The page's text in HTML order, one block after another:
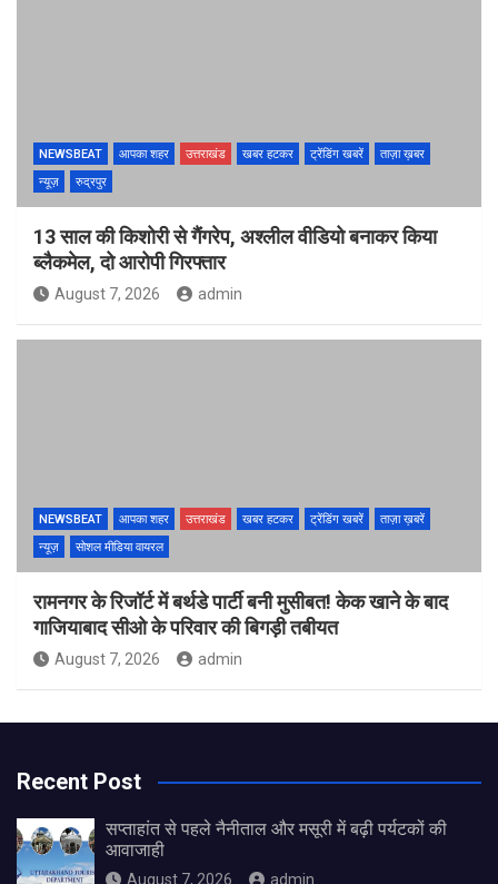
NEWSBEAT आपका शहर उत्तराखंड खबर हटकर ट्रेंडिंग खबरें
ताज़ा ख़बर
न्यूज़
रुद्रपुर
13 साल की किशोरी से गैंगरेप, अश्लील वीडियो बनाकर किया
ब्लैकमेल, दो आरोपी गिरफ्तार
August 7, 2026 admin
NEWSBEAT आपका शहर उत्तराखंड खबर हटकर ट्रेंडिंग खबरें
ताज़ा ख़बरें
न्यूज़
सोशल मीडिया वायरल
रामनगर के रिजॉर्ट में बर्थडे पार्टी बनी मुसीबत! केक खाने के बाद
गाजियाबाद सीओ के परिवार की बिगड़ी तबीयत
August 7, 2026 admin
Recent Post
सप्ताहांत से पहले नैनीताल और मसूरी में बढ़ी पर्यटकों की
आवाजाही
August 7, 2026 admin